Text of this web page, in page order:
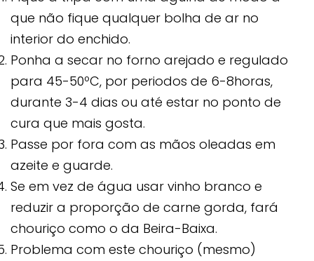
que não fique qualquer bolha de ar no
interior do enchido.
Ponha a secar no forno arejado e regulado
para 45-50ºC, por periodos de 6-8horas,
durante 3-4 dias ou até estar no ponto de
cura que mais gosta.
Passe por fora com as mãos oleadas em
azeite e guarde.
Se em vez de água usar vinho branco e
reduzir a proporção de carne gorda, fará
chouriço como o da Beira-Baixa.
Problema com este chouriço (mesmo)